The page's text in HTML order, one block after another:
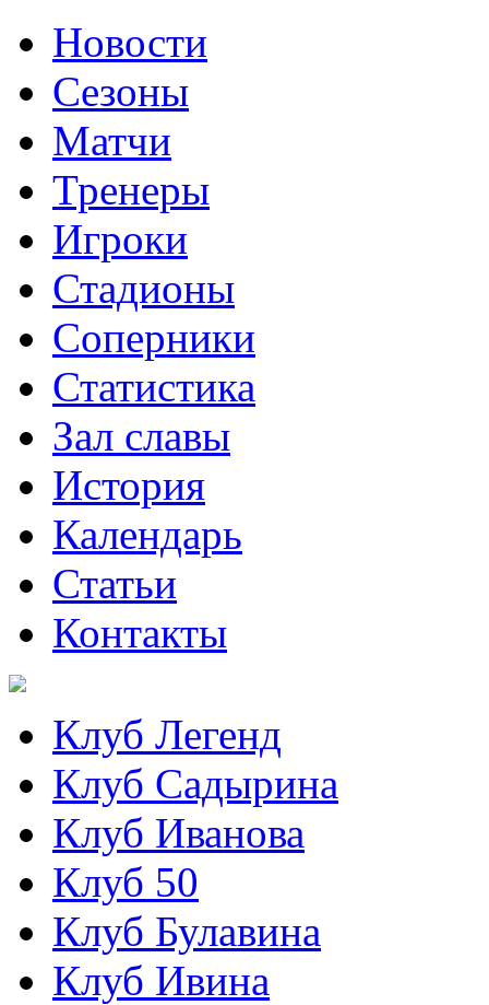
Новости
Сезоны
Матчи
Тренеры
Игроки
Стадионы
Соперники
Статистика
Зал славы
История
Календарь
Статьи
Контакты
Клуб Легенд
Клуб Садырина
Клуб Иванова
Клуб 50
Клуб Булавина
Клуб Ивина